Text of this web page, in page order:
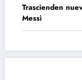
Trascienden
Messi